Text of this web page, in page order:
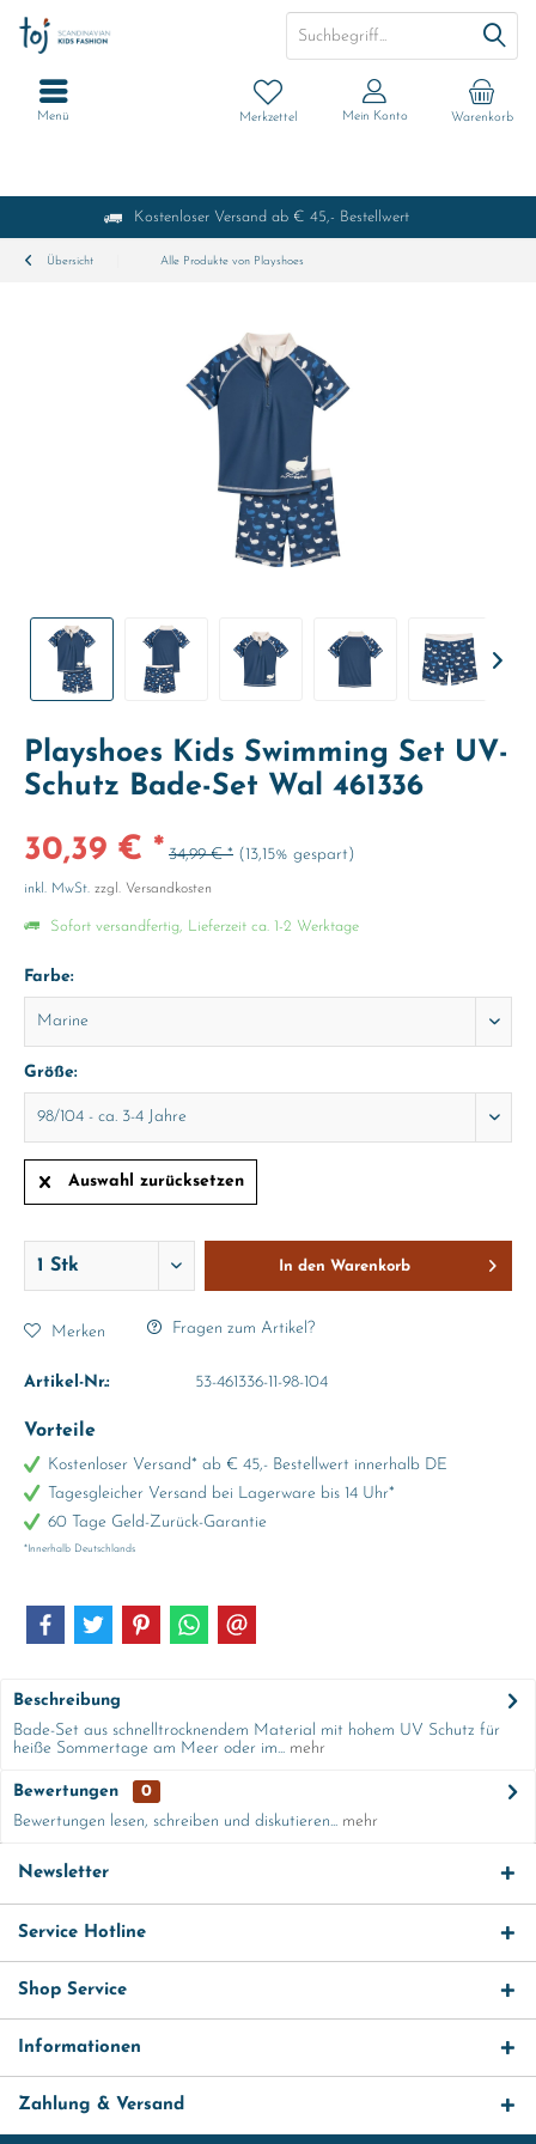
Kostenloser Versand ab € 45,- Bestellwert
Warenkorb
Merkzettel Mein Konto
Menü
Übersicht Alle Produkte von Playshoes
Playshoes Kids Swimming Set UV-
Schutz Bade-Set Wal 461336
30,39 € * 34,99 € * (13,15% gespart)
inkl. MwSt. zzgl. Versandkosten
Sofort versandfertig, Lieferzeit ca. 1-2 Werktage
Farbe:
Größe:
Auswahl zurücksetzen
In den Warenkorb
Merken Fragen zum Artikel?
Artikel-Nr.: 53-461336-11-98-104
Vorteile
Kostenloser Versand* ab € 45,- Bestellwert innerhalb DE
Tagesgleicher Versand bei Lagerware bis 14 Uhr*
60 Tage Geld-Zurück-Garantie
*Innerhalb Deutschlands
Beschreibung
Bade-Set aus schnelltrocknendem Material mit hohem UV Schutz für
heiße Sommertage am Meer oder im... mehr
Bewertungen
0
Bewertungen lesen, schreiben und diskutieren... mehr
Newsletter
Service Hotline
Shop Service
Informationen
Zahlung & Versand